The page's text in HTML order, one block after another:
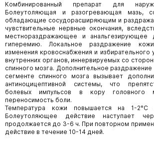
Комбинированный препарат для
Болеутоляющая и разогревающая мазь,
обладающие сосудорасширяющим и
чувствительные нервные окончания,
местнораздражающее и анальгезирующее
гиперемию. Локальное раздражение
изменения кровоснабжения и избирательного
внутренних органов, иннервируемых со
спинного мозга. Дополнительное
сегменте спинного мозга вызывает
антиноцицептивной системы, что
болевых импульсов в кору головного
переносимость боли.
Температура кожи повышается на 1-
Болеутоляющее действие наступает
продолжается до 3-6 ч. При повторном
действие в течение 10-14 дней.